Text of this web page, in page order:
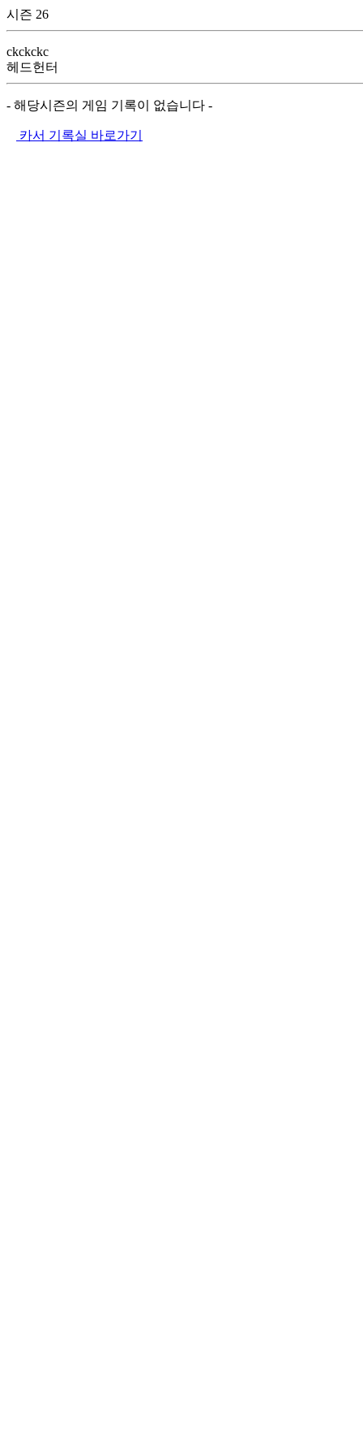
시즌 26
ckckckc
헤드헌터
- 해당시즌의 게임 기록이 없습니다 -
카서 기록실 바로가기